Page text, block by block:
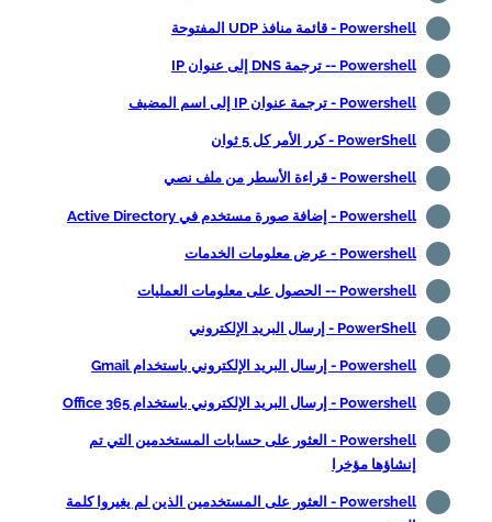
Powershell - قائمة منافذ UDP المفتوحة
Powershell -- ترجمة DNS إلى عنوان IP
Powershell - ترجمة عنوان IP إلى اسم المضيف
PowerShell - كرر الأمر كل 5 ثوان
Powershell - قراءة الأسطر من ملف نصي
Powershell - إضافة صورة مستخدم في Active Directory
Powershell - عرض معلومات الخدمات
Powershell -- الحصول على معلومات العمليات
PowerShell - إرسال البريد الإلكتروني
Powershell - إرسال البريد الإلكتروني باستخدام Gmail
Powershell - إرسال البريد الإلكتروني باستخدام Office 365
Powershell - العثور على حسابات المستخدمين التي تم
إنشاؤها مؤخرا
Powershell - العثور على المستخدمين الذين لم يغيروا كلمة